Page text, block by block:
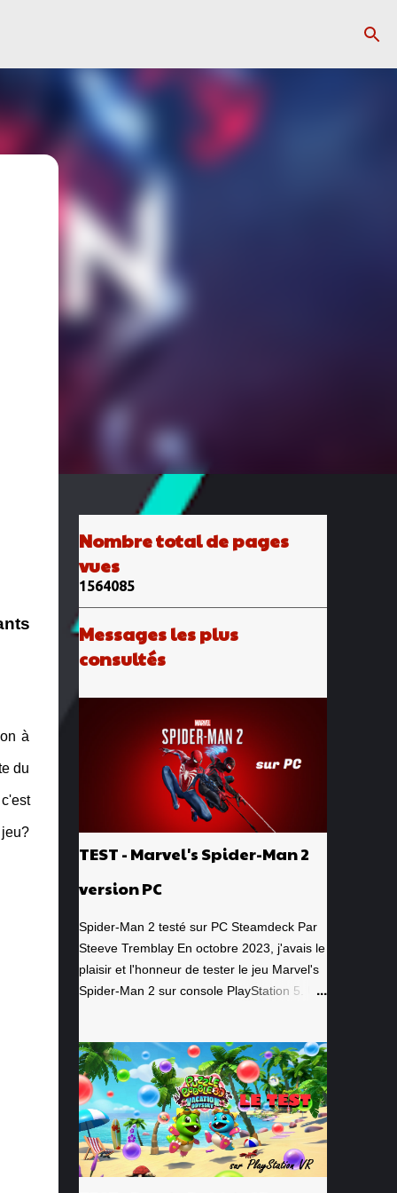
à
du
Nombre total de pages
vues
1564085
Messages les plus
consultés
TEST - Marvel's Spider-Man 2
version PC
Spider-Man 2 testé sur PC Steamdeck Par
Steeve Tremblay En octobre 2023, j'avais le
plaisir et l'honneur de tester le jeu Marvel's
Spider-Man 2 sur console PlayStation 5. Un
épique. À quel point j'avais apprécié mon
expérience? Je lui avais donné la
spectaculaire note de 10/10. Pour revoir
mon test, c'est par ici . Lorsque PlayStation
Canada nous a contacté il y a deux
semaines pour faire le test de la version PC,